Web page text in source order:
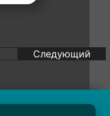
Следующий